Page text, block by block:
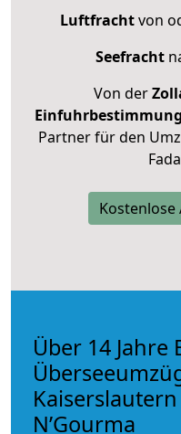
Luftfrachtvon
Seefracht
Von der
Einfuhrbestimmung
Partner für den
Über 14
N’Gourma